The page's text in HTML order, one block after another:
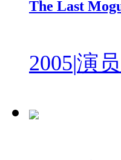
The Last
2005|演